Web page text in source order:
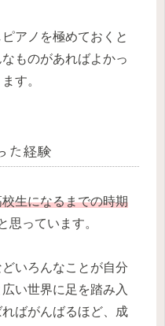
アノを極めておくと
ものがあればよかっ
す。
た経験
生になるまでの時期
思っています。
いろんなことが自分
い世界に足を踏み入
ばがんばるほど、成